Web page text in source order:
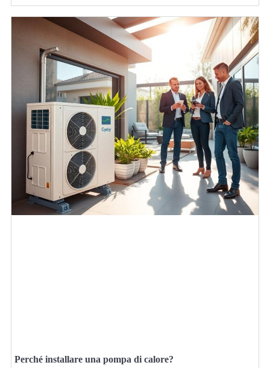
Perché installare una pompa di calore?